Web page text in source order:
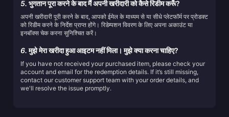
5. भुगतान पूरा करने के बाद मैं अपनी खरीदारी को कैसे रिडीम करूँ?
अपनी खरीदारी पूरी करने के बाद, आपको ईमेल के माध्यम से या सीधे प्लेटफॉर्म पर प्रोडक्ट
को रिडीम करने के निर्देश प्राप्त होंगे। रिडेम्पशन विवरण के लिए अपना अकाउंट या
इनबॉक्स चेक करना सुनिश्चित करें।
6.मुझे मेरा खरीदा हुआ आइटम नहीं मिला। मुझे क्या करना चाहिए?
If you have not received your purchased item, please check your
account and email for the redemption details. If it’s still missing,
contact our customer support team with your order details, and
we'll resolve the issue promptly.